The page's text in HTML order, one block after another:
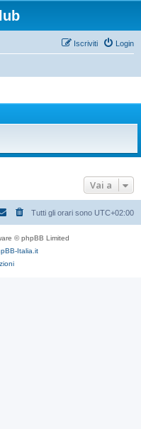
Login
Iscriviti
Vai a
Tutti gli orari sono UTC+02:00
© phpBB Limited
Italia.it